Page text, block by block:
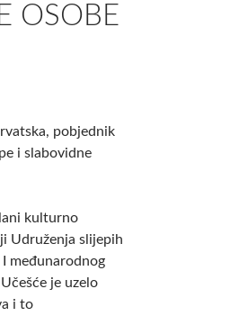
OSOBE
pobjednik
i slabovidne
kulturno
Udruženja slijepih
međunarodnog
je uzelo
i to